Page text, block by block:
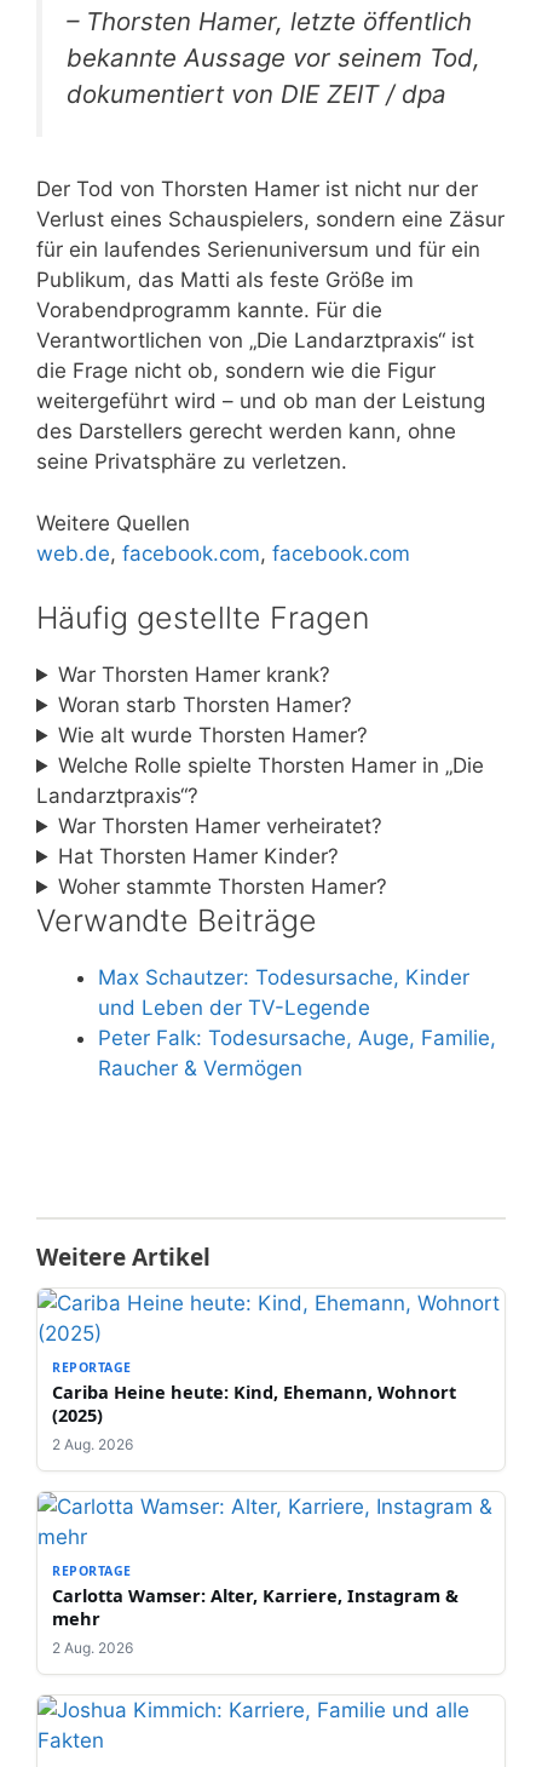
– Thorsten Hamer, letzte öffentlich
bekannte Aussage vor seinem Tod,
dokumentiert von DIE ZEIT / dpa
Der Tod von Thorsten Hamer ist nicht nur der
Verlust eines Schauspielers, sondern eine Zäsur
für ein laufendes Serienuniversum und für ein
Publikum, das Matti als feste Größe im
Vorabendprogramm kannte. Für die
Verantwortlichen von „Die Landarztpraxis“ ist
die Frage nicht ob, sondern wie die Figur
weitergeführt wird – und ob man der Leistung
des Darstellers gerecht werden kann, ohne
seine Privatsphäre zu verletzen.
Weitere Quellen
web.de, facebook.com, facebook.com
Häufig gestellte Fragen
War Thorsten Hamer krank?
Woran starb Thorsten Hamer?
Wie alt wurde Thorsten Hamer?
Welche Rolle spielte Thorsten Hamer in „Die
Landarztpraxis“?
War Thorsten Hamer verheiratet?
Hat Thorsten Hamer Kinder?
Woher stammte Thorsten Hamer?
Verwandte Beiträge
Max Schautzer: Todesursache, Kinder
und Leben der TV-Legende
Peter Falk: Todesursache, Auge, Familie,
Raucher & Vermögen
Weitere Artikel
REPORTAGE
Cariba Heine heute: Kind, Ehemann, Wohnort
(2025)
2 Aug. 2026
REPORTAGE
Carlotta Wamser: Alter, Karriere, Instagram &
mehr
2 Aug. 2026